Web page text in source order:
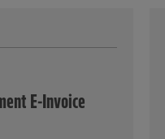
E-Invoice